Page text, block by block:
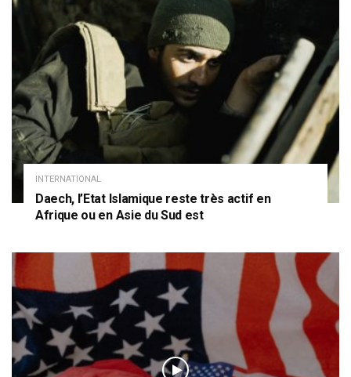
INTERNATIONAL
Daech, l’Etat Islamique reste très actif en
Afrique ou en Asie du Sud est